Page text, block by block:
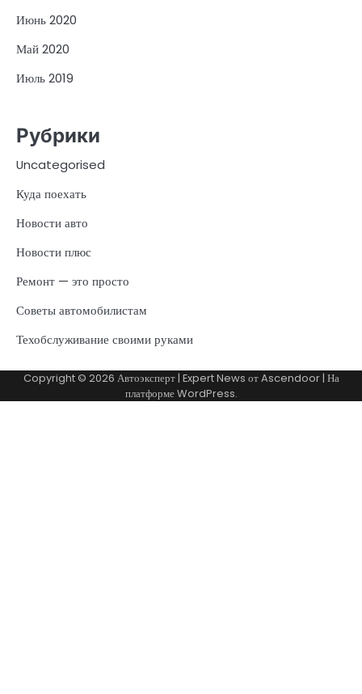
Июнь 2020
Май 2020
Июль 2019
Рубрики
Uncategorised
Куда поехать
Новости авто
Новости плюс
Ремонт — это просто
Советы автомобилистам
Техобслуживание своими руками
Copyright © 2026 Автоэксперт| Expert News отAscendoor| На
платформеWordPress.